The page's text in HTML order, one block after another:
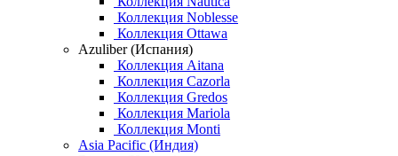
Коллекция Noblesse
Коллекция Ottawa
Azuliber (Испания)
Коллекция Aitana
Коллекция Cazorla
Коллекция Gredos
Коллекция Mariola
Коллекция Monti
Asia Pacific (Индия)